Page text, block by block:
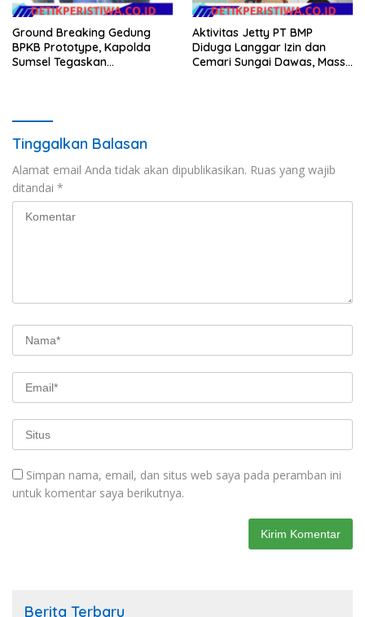
Ground Breaking Gedung
BPKB Prototype, Kapolda
Sumsel Tegaskan
Aktivitas Jetty PT BMP
Diduga Langgar Izin dan
Cemari Sungai Dawas, Massa
Tinggalkan Balasan
Alamat email Anda tidak akan dipublikasikan. Ruas yang wajib
ditandai *
Simpan nama, email, dan situs web saya pada peramban ini
untuk komentar saya berikutnya.
Berita Terbaru